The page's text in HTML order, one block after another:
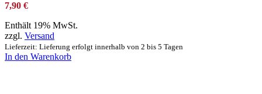
7,90 €
Enthält 19% MwSt.
zzgl. Versand
Lieferzeit: Lieferung erfolgt innerhalb von 2 bis 5 Tagen
In den Warenkorb